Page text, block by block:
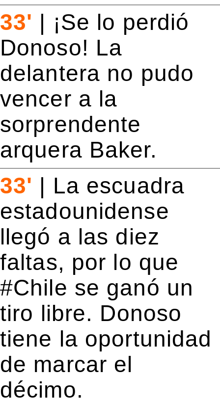
33'
¡Se lo perdió
Donoso! La
delantera no pudo
vencer a la
sorprendente
arquera Baker.
33' | La escuadra
estadounidense
llegó a las diez
faltas, por lo que
#Chile se ganó un
tiro libre. Donoso
tiene la oportunidad
de marcar el
décimo.